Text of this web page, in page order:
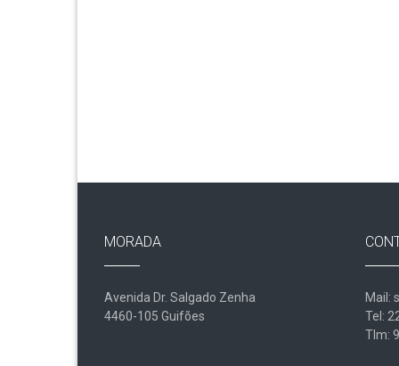
MORADA
Avenida Dr. Salgado Zenha
4460-105 Guifões
Mail:
Tel:
Tlm: